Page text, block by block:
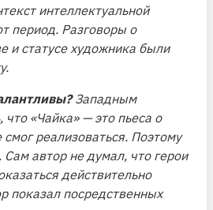
интеллектуальной
период. Разговоры о
и статусе художника были
Западным
что «Чайка» — это пьеса о
реализоваться. Поэтому
автор не думал, что герои
действительно
показал посредственных